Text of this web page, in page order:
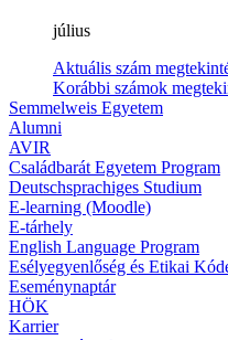
július
Aktuális szám
Korábbi számok
Semmelweis Egyetem
Alumni
AVIR
Családbarát Egyetem Program
Deutschsprachiges Studium
E-learning (Moodle)
E-tárhely
English Language Program
Esélyegyenlőség és Etikai
Eseménynaptár
HÖK
Karrier